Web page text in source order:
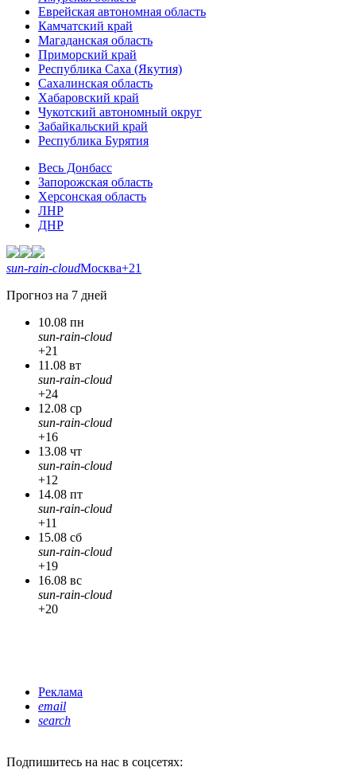
Еврейская автономная область
Камчатский край
Магаданская область
Приморский край
Республика Саха (Якутия)
Сахалинская область
Хабаровский край
Чукотский автономный округ
Забайкальский край
Республика Бурятия
Весь Донбасс
Запорожская область
Херсонская область
ЛНР
ДНР
sun-rain-cloudМосква+21
Прогноз на 7 дней
10.08 пн
sun-rain-cloud
+21
11.08 вт
sun-rain-cloud
+24
12.08 ср
sun-rain-cloud
+16
13.08 чт
sun-rain-cloud
+12
14.08 пт
sun-rain-cloud
+11
15.08 сб
sun-rain-cloud
+19
16.08 вс
sun-rain-cloud
+20
Реклама
email
search
Подпишитесь на нас в соцсетях: